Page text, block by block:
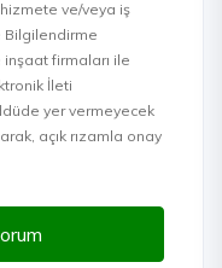
hizmete ve/veya iş
Bilgilendirme
firmaları ile
İleti
yer vermeyecek
açık rızamla onay